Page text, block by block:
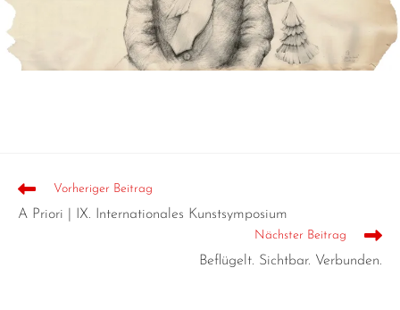
Vorheriger Beitrag
A Priori | IX. Internationales Kunstsymposium
Nächster Beitrag
Beflügelt. Sichtbar. Verbunden.